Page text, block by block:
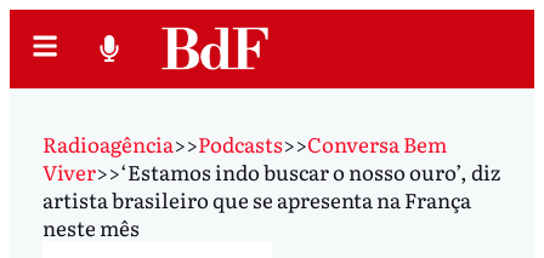
Radioagência>>Podcasts>>Conversa Bem
Viver>>‘Estamos indo buscar o nosso ouro’, diz
artista brasileiro que se apresenta na França
neste mês